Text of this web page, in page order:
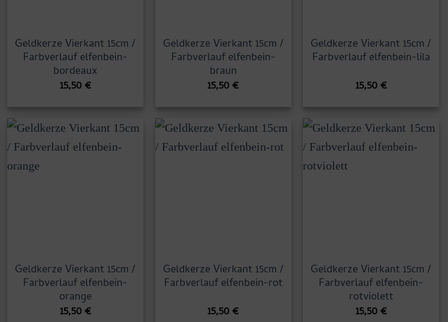
Geldkerze Vierkant 15cm /
Farbverlauf elfenbein-
bordeaux
15,50€
Geldkerze Vierkant 15cm /
Farbverlauf elfenbein-
braun
15,50€
Geldkerze Vierkant 15cm /
Farbverlauf elfenbein-lila
15,50€
Geldkerze Vierkant 15cm /
Farbverlauf elfenbein-
orange
15,50€
Geldkerze Vierkant 15cm /
Farbverlauf elfenbein-rot
15,50€
Geldkerze Vierkant 15cm /
Farbverlauf elfenbein-
rotviolett
15,50€